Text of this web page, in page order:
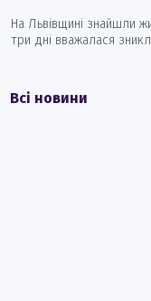
На Львівщині знайшли
три дні вважалася
Всі новини